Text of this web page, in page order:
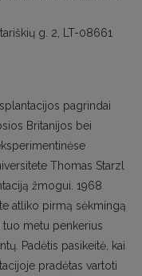
g. 2, LT-08661
pagrindai
Britanijos bei
Thomas Starzl
žmogui. 1968
atliko pirmą sėkmingą
tuo metu penkerius
Padėtis pasikeitė, kai
pradėtas vartoti